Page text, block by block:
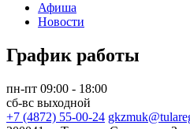
Афиша
Новости
График работы
пн-пт 09:00 - 18:00
сб-вс выходной
+7 (4872) 55-00-24